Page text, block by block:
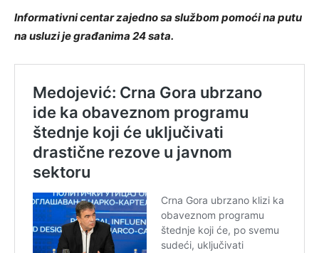
Informativni centar zajedno sa službom pomoći na putu
na usluzi je građanima 24 sata.